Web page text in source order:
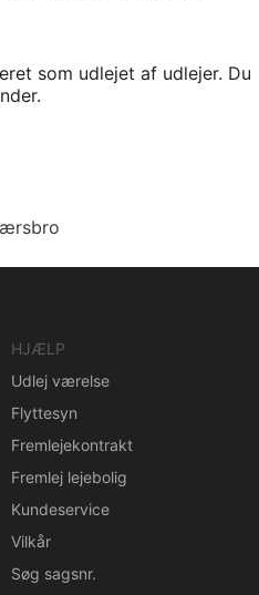
som udlejet af udlejer. Du
HJÆLP
Udlej værelse
Flyttesyn
Fremlejekontrakt
Fremlej lejebolig
Kundeservice
Vilkår
Søg sagsnr.